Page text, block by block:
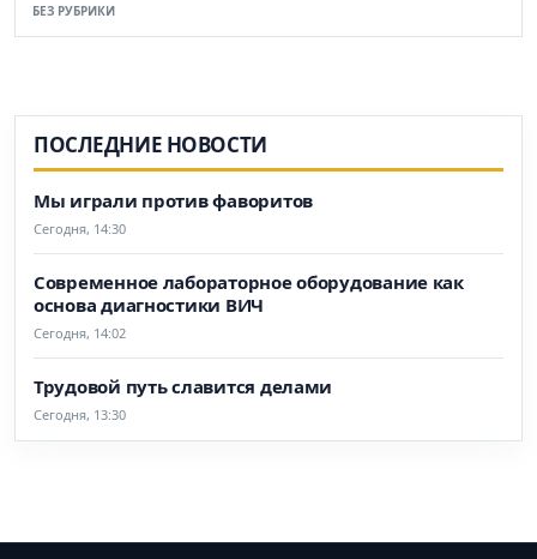
БЕЗ РУБРИКИ
ПОСЛЕДНИЕ НОВОСТИ
Мы играли против фаворитов
Сегодня, 14:30
Современное лабораторное оборудование как
основа диагностики ВИЧ
Сегодня, 14:02
Трудовой путь славится делами
Сегодня, 13:30